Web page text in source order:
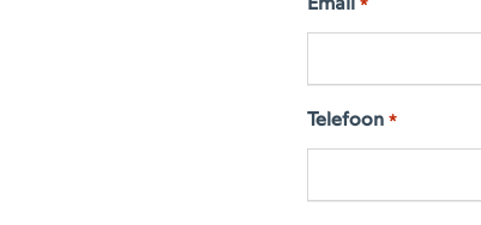
Email *
Telefoon *